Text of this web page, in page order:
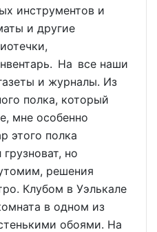
инструментов и
и другие
На все наши
и журналы. Из
полка, который
мне особенно
этого полка
но
решения
Клубом в Уэлькале
в одном из
обоями. На